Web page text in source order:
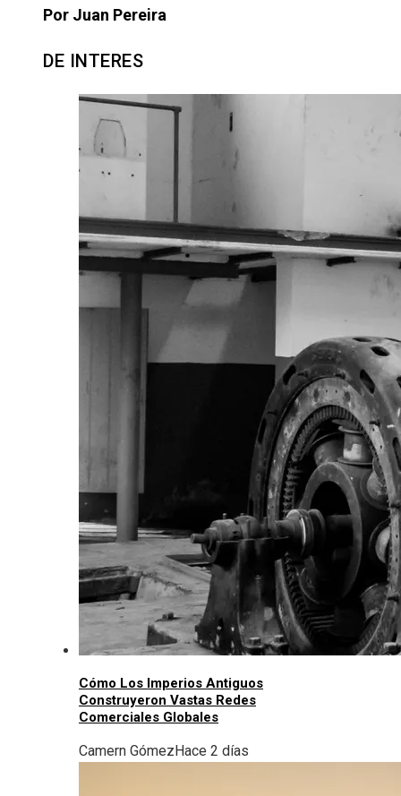
Por Juan Pereira
DE INTERES
Cómo Los Imperios Antiguos
Construyeron Vastas Redes
Comerciales Globales
Camern GómezHace 2 días